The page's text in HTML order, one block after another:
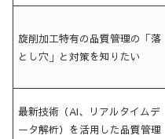
旋削加工特有の品質管理の「落
とし穴」と対策を知りたい
最新技術（AI、リアルタイムデ
ータ解析）を活用した品質管理